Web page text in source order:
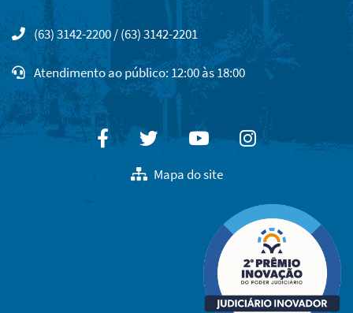
(63) 3142-2200 / (63) 3142-2201
Atendimento ao público: 12:00 às 18:00
FacebookTwitterYoutubeInstagram
Mapa do site